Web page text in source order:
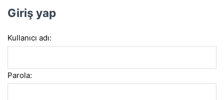
Giriş yap
Kullanıcı adı:
Parola: